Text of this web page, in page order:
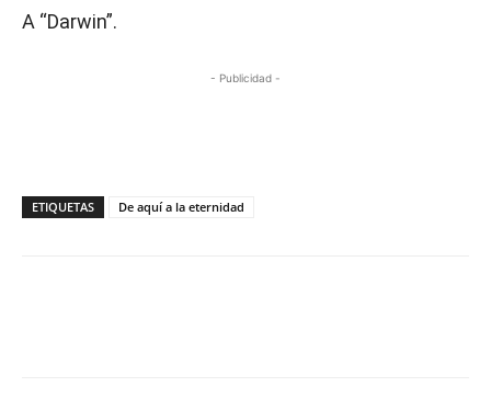
A “Darwin”.
- Publicidad -
ETIQUETAS De aquí a la eternidad